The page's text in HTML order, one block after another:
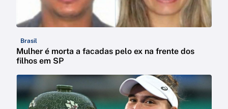
Brasil
Mulher é morta a facadas pelo ex na frente dos
filhos em SP